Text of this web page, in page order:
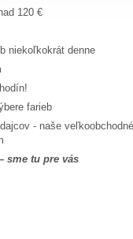
120 €
niekoľkokrát denne
farieb
- naše
sme tu pre vás